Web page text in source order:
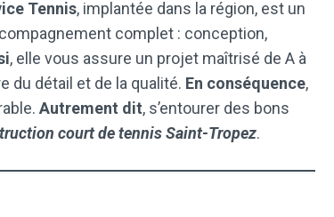
Tennis, implantée dans la région, est un
complet : conception,
, elle vous assure un projet maîtrisé de A à
du détail et de la qualité. En conséquence,
Autrement dit, s’entourer des bons
court de tennis Saint-Tropez.